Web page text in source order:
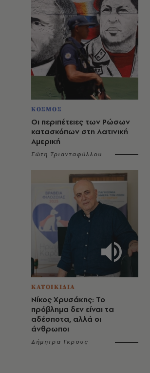
ΚΟΣΜΟΣ
Οι περιπέτειες των Ρώσων
κατασκόπων στη Λατινική
Αμερική
Σώτη Τριανταφύλλου
ΚΑΤΟΙΚΙΔΙΑ
Νίκος Χρυσάκης: Το
πρόβλημα δεν είναι τα
αδέσποτα, αλλά οι
άνθρωποι
Δήμητρα Γκρους